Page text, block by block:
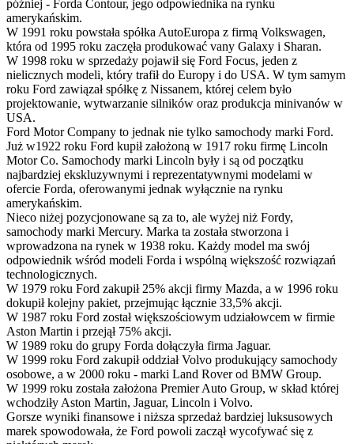
później - Forda Contour, jego odpowiednika na rynku
amerykańskim.
W 1991 roku powstała spółka AutoEuropa z firmą Volkswagen,
która od 1995 roku zaczęła produkować vany Galaxy i Sharan.
W 1998 roku w sprzedaży pojawił się Ford Focus, jeden z
nielicznych modeli, który trafił do Europy i do USA. W tym samym
roku Ford zawiązał spółkę z Nissanem, której celem było
projektowanie, wytwarzanie silników oraz produkcja minivanów w
USA.
Ford Motor Company to jednak nie tylko samochody marki Ford.
Już w1922 roku Ford kupił założoną w 1917 roku firmę Lincoln
Motor Co. Samochody marki Lincoln były i są od początku
najbardziej ekskluzywnymi i reprezentatywnymi modelami w
ofercie Forda, oferowanymi jednak wyłącznie na rynku
amerykańskim.
Nieco niżej pozycjonowane są za to, ale wyżej niż Fordy,
samochody marki Mercury. Marka ta została stworzona i
wprowadzona na rynek w 1938 roku. Każdy model ma swój
odpowiednik wśród modeli Forda i wspólną większość rozwiązań
technologicznych.
W 1979 roku Ford zakupił 25% akcji firmy Mazda, a w 1996 roku
dokupił kolejny pakiet, przejmując łącznie 33,5% akcji.
W 1987 roku Ford został większościowym udziałowcem w firmie
Aston Martin i przejął 75% akcji.
W 1989 roku do grupy Forda dołączyła firma Jaguar.
W 1999 roku Ford zakupił oddział Volvo produkujący samochody
osobowe, a w 2000 roku - marki Land Rover od BMW Group.
W 1999 roku została założona Premier Auto Group, w skład której
wchodziły Aston Martin, Jaguar, Lincoln i Volvo.
Gorsze wyniki finansowe i niższa sprzedaż bardziej luksusowych
marek spowodowała, że Ford powoli zaczął wycofywać się z